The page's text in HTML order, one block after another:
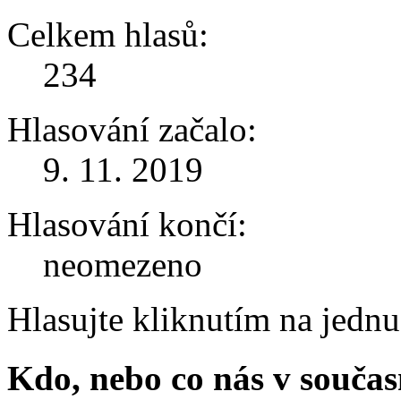
Celkem hlasů:
234
Hlasování začalo:
9. 11. 2019
Hlasování končí:
neomezeno
Hlasujte kliknutím na
Kdo, nebo co nás v